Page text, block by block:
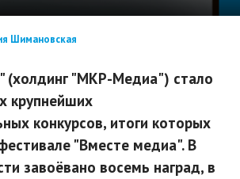
Шимановская
(холдинг "МКР-Медиа") стало
крупнейших
конкурсов, итоги которых
"Вместе медиа". В
завоёвано восемь наград, в